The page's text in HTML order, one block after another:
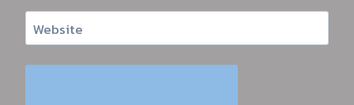
Website